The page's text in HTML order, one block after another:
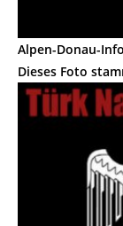
Alpen-Donau-
Dieses Foto